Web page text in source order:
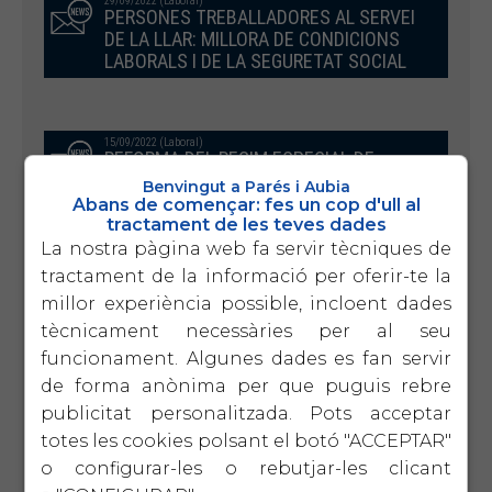
PERSONES TREBALLADORES AL SERVEI
DE LA LLAR: MILLORA DE CONDICIONS
LABORALS I DE LA SEGURETAT SOCIAL
15/09/2022 (Laboral)
REFORMA DEL REGIM ESPECIAL DE
TREBALLADORS AUTÒNOMS
20/06/2022 (Laboral)
RECORDATORI TERMINI DE CANVI DE
BASES DE COTITZACIÓ –
TREBALLADORS AUTÒNOMS JUNY
2022
04/04/2022 (Laboral)
Model 111 1T 2022
Benvingut a Parés i Aubia
Abans de començar: fes un cop d'ull al
tractament de les teves dades
La nostra pàgina web fa servir tècniques de
tractament de la informació per oferir-te la
millor experiència possible, incloent dades
tècnicament necessàries per al seu
funcionament. Algunes dades es fan servir
de forma anònima per que puguis rebre
publicitat personalitzada. Pots acceptar
totes les cookies polsant el botó "ACCEPTAR"
o configurar-les o rebutjar-les clicant